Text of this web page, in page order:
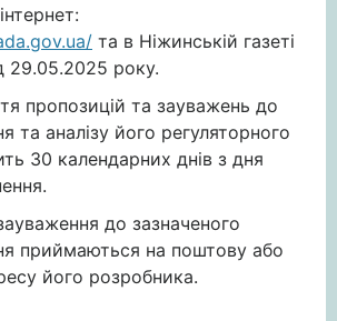
та в Ніжинській газеті
29.05.2025 року.
пропозицій та зауважень до
та аналізу його регуляторного
30 календарних днів з дня
до зазначеного
приймаються на поштову або
його розробника.